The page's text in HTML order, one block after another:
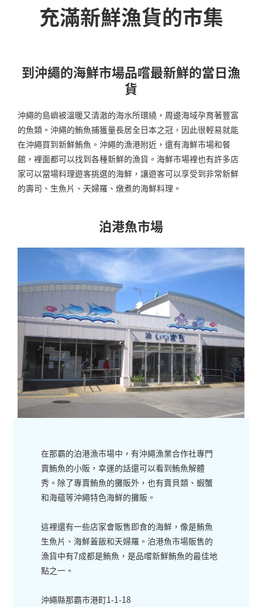
充滿新鮮漁貨的市集
到沖繩的海鮮市場品嚐最新鮮的當日漁
貨
沖繩的島嶼被溫暖又清澈的海水所環繞，周邊海域孕育著豐富
的魚類。沖繩的鮪魚捕獲量長居全日本之冠，因此很輕易就能
在沖繩買到新鮮鮪魚。沖繩的漁港附近，還有海鮮市場和餐
館，裡面都可以找到各種新鮮的漁貨。海鮮市場裡也有許多店
家可以當場料理遊客挑選的海鮮，讓遊客可以享受到非常新鮮
的壽司、生魚片、天婦羅、燉煮的海鮮料理。
泊港魚市場
在那霸的泊港漁市場中，有沖繩漁業合作社專門
賣鮪魚的小販，幸運的話還可以看到鮪魚解體
秀。除了專賣鮪魚的攤販外，也有賣貝類、蝦蟹
和海蘊等沖繩特色海鮮的攤販。
這裡還有一些店家會販售即食的海鮮，像是鮪魚
生魚片、海鮮蓋飯和天婦羅。泊港魚市場販售的
漁貨中有7成都是鮪魚，是品嚐新鮮鮪魚的最佳地
點之一。
沖繩縣那霸市港町1-1-18